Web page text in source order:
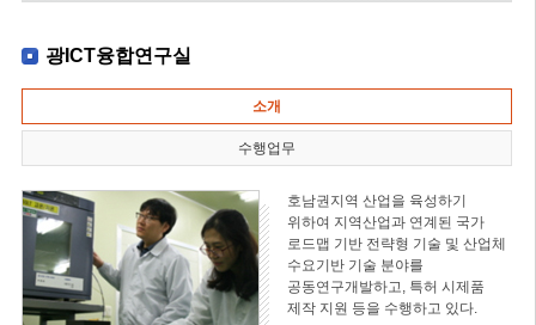
광ICT융합연구실
소개
수행업무
호남권지역 산업을 육성하기
위하여 지역산업과 연계된 국가
로드맵 기반 전략형 기술 및 산업체
수요기반 기술 분야를
공동연구개발하고, 특허 시제품
제작 지원 등을 수행하고 있다.